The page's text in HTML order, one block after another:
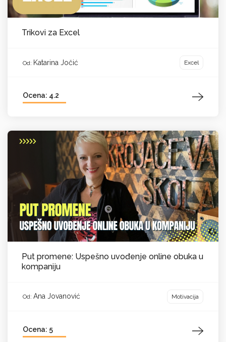
Trikovi za Excel
Od: Katarina Jočić Excel
Ocena: 4.2
Put promene: Uspešno uvođenje online obuka u
kompaniju
Od: Ana Jovanović Motivacija
Ocena: 5